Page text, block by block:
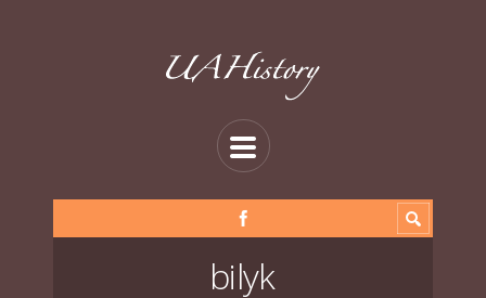
bilyk